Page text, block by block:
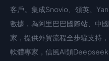
客戶。集成Snovio、領英、
數據，為阿里巴巴國際站、中
家，提供外貿流程全步驟支持
軟體專家，信風AI類Deepseek